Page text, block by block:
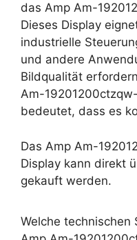
das Amp Am-
Dieses Display
industrielle
und andere
Bildqualität
Am-
bedeutet, dass es
Das Amp Am-
Display kann direkt
gekauft werden.
Welche technischen